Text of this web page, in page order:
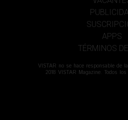
APPS
TÉRMINOS
VISTAR no se hace responsable de
2018 VISTAR Magazine. Todos